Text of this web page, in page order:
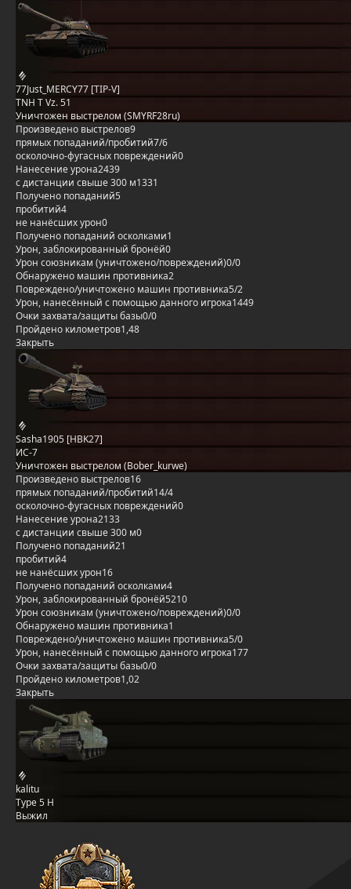
77Just_MERCY77 [TIP-V]
TNH T Vz. 51
Уничтожен выстрелом (SMYRF28ru)
Произведено выстрелов9
прямых попаданий/пробитий7/6
осколочно-фугасных повреждений0
Нанесение урона2439
с дистанции свыше 300 м1331
Получено попаданий5
пробитий4
не нанёсших урон0
Получено попаданий осколками1
Урон, заблокированный бронёй0
Урон союзникам (уничтожено/повреждений)0/0
Обнаружено машин противника2
Повреждено/уничтожено машин противника5/2
Урон, нанесённый с помощью данного игрока1449
Очки захвата/защиты базы0/0
Пройдено километров1,48
Закрыть
Sasha1905 [HBK27]
ИС-7
Уничтожен выстрелом (Bober_kurwe)
Произведено выстрелов16
прямых попаданий/пробитий14/4
осколочно-фугасных повреждений0
Нанесение урона2133
с дистанции свыше 300 м0
Получено попаданий21
пробитий4
не нанёсших урон16
Получено попаданий осколками4
Урон, заблокированный бронёй5210
Урон союзникам (уничтожено/повреждений)0/0
Обнаружено машин противника1
Повреждено/уничтожено машин противника5/0
Урон, нанесённый с помощью данного игрока177
Очки захвата/защиты базы0/0
Пройдено километров1,02
Закрыть
kalitu
Type 5 H
Выжил